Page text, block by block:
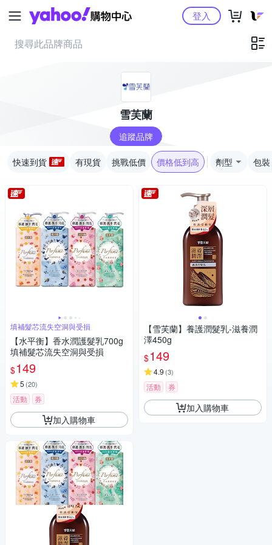
Yahoo購物中心登入
雪芙蘭
追蹤品牌
快速到貨 有現貨 挑戰低價 價格低到高 劑型 包裝
填補髮芯流失空洞與受損
【水平衡】香水潤護髮乳700g
填補髮芯流失空洞與受損
$149
5 (20)
活動 券
加入購物車
【雪芙蘭】養護潤髮乳-滋養潤
澤450g
$149
4.9 (3)
活動 券
加入購物車